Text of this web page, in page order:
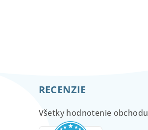
RECENZIE
Všetky hodnotenie obchodu